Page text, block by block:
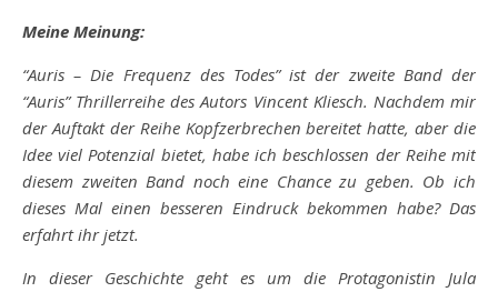
Meine Meinung:
“Auris – Die Frequenz des Todes” ist der zweite Band der
“Auris” Thrillerreihe des Autors Vincent Kliesch. Nachdem mir
der Auftakt der Reihe Kopfzerbrechen bereitet hatte, aber die
Idee viel Potenzial bietet, habe ich beschlossen der Reihe mit
diesem zweiten Band noch eine Chance zu geben. Ob ich
dieses Mal einen besseren Eindruck bekommen habe? Das
erfahrt ihr jetzt.
In dieser Geschichte geht es um die Protagonistin Jula